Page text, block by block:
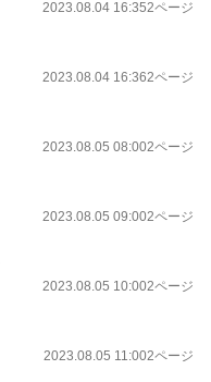
2023.08.04 16:352ページ
2023.08.04 16:362ページ
2023.08.05 08:002ページ
2023.08.05 09:002ページ
2023.08.05 10:002ページ
2023.08.05 11:002ページ